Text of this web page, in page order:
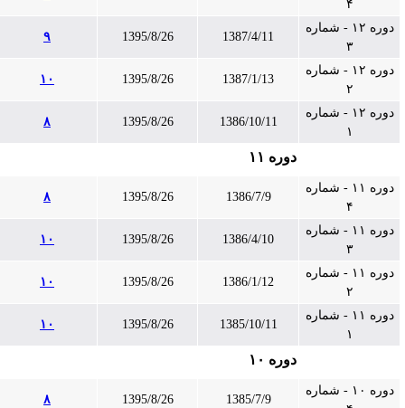
دوره ۱۲ - شماره
1387/4/11
1395/8/26
دوره ۱۲ - شماره
1387/1/13
1395/8/26 ۱۰
دوره ۱۲ - شماره
1386/10/11
1395/8/26
دوره ۱۱
دوره ۱۱ - شماره
1386/7/9
1395/8/26
دوره ۱۱ - شماره
1386/4/10
1395/8/26 ۱۰
دوره ۱۱ - شماره
1386/1/12
1395/8/26 ۱۰
دوره ۱۱ - شماره
1385/10/11
1395/8/26 ۱۰
دوره ۱۰
دوره ۱۰ - شماره
1385/7/9
1395/8/26